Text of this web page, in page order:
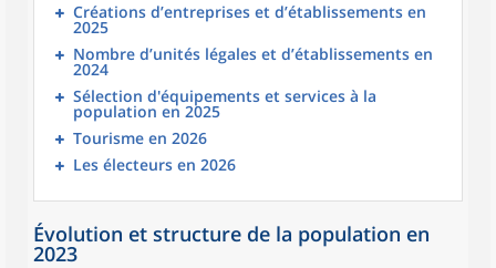
Créations d’entreprises et d’établissements en
2025
Nombre d’unités légales et d’établissements en
2024
Sélection d'équipements et services à la
population en 2025
Tourisme en 2026
Les électeurs en 2026
Évolution et structure de la population en
2023